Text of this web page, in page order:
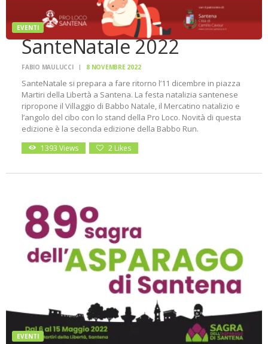
EVENTI
SanteNatale 2022
FABIO MAULUCCI 8 NOVEMBRE 2022
SanteNatale si prepara a fare ritorno l’11 dicembre in piazza
Martiri della Libertà a Santena. La festa natalizia santenese
ripropone il Villaggio di Babbo Natale, il Mercatino natalizio e
l’angolo del cibo con lo stand della Pro Loco. Novità di questa
edizione è la seconda edizione della Babbo Run.
1393 Views 2 Likes
EVENTI